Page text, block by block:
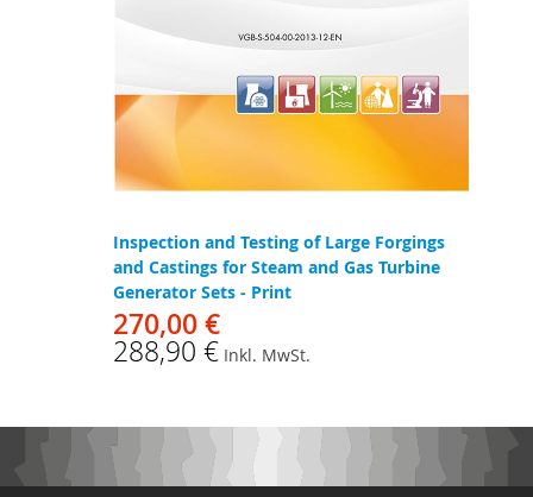
Inspection and Testing of Large Forgings
and Castings for Steam and Gas Turbine
Generator Sets - Print
270,00 €
288,90 € Inkl. MwSt.